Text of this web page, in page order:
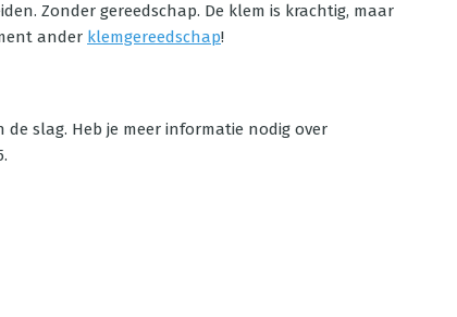
Zonder gereedschap. De klem is krachtig, maar
ander klemgereedschap!
slag. Heb je meer informatie nodig over